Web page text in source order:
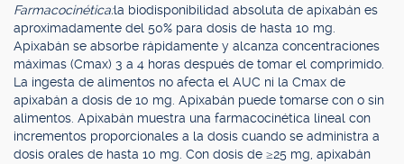
Farmacocinética:la biodisponibilidad absoluta de apixabán es
aproximadamente del 50% para dosis de hasta 10 mg.
Apixabán se absorbe rápidamente y alcanza concentraciones
máximas (Cmax) 3 a 4 horas después de tomar el comprimido.
La ingesta de alimentos no afecta el AUC ni la Cmax de
apixabán a dosis de 10 mg. Apixabán puede tomarse con o sin
alimentos. Apixabán muestra una farmacocinética lineal con
incrementos proporcionales a la dosis cuando se administra a
dosis orales de hasta 10 mg. Con dosis de ≥25 mg, apixabán